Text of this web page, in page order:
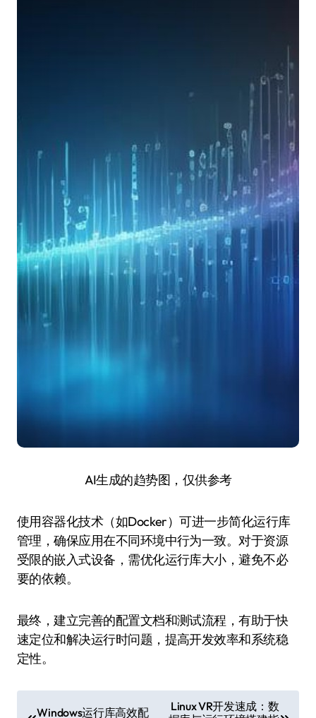
AI生成的趋势图，仅供参考
使用容器化技术（如Docker）可进一步简化运行库
管理，确保应用在不同环境中行为一致。对于资源
受限的嵌入式设备，需优化运行库大小，避免不必
要的依赖。
最终，建立完善的配置文档和测试流程，有助于快
速定位和解决运行时问题，提高开发效率和系统稳
定性。
Windows运行库高效配
Linux VR开发速成：数